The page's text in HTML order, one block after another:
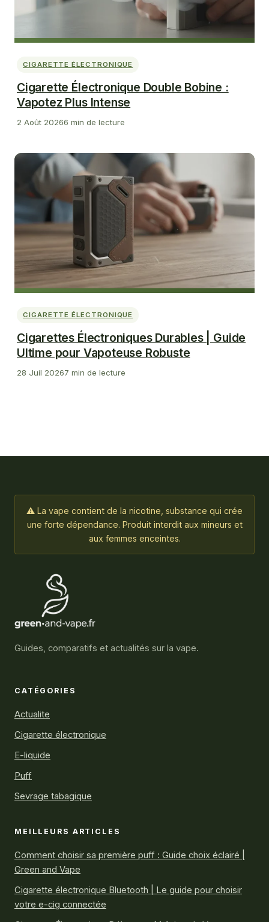
CIGARETTE ÉLECTRONIQUE
Cigarette Électronique Double Bobine :
Vapotez Plus Intense
2 Août 20266 min de lecture
CIGARETTE ÉLECTRONIQUE
Cigarettes Électroniques Durables | Guide
Ultime pour Vapoteuse Robuste
28 Juil 20267 min de lecture
⚠ La vape contient de la nicotine, substance qui crée
une forte dépendance. Produit interdit aux mineurs et
aux femmes enceintes.
Guides, comparatifs et actualités sur la vape.
CATÉGORIES
Actualite
Cigarette électronique
E-liquide
Puff
Sevrage tabagique
MEILLEURS ARTICLES
Comment choisir sa première puff : Guide choix éclairé |
Green and Vape
Cigarette électronique Bluetooth | Le guide pour choisir
votre e-cig connectée